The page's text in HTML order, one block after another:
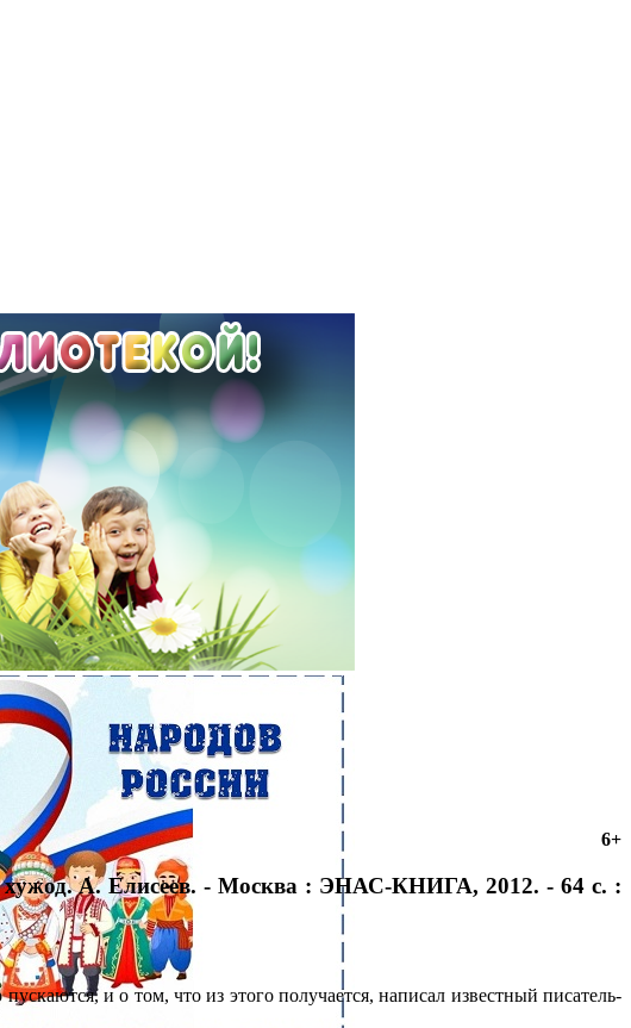
6+
А. Елисеев. - Москва : ЭНАС-КНИГА, 2012. - 64 с. :
и о том, что из этого получается, написал известный писатель-